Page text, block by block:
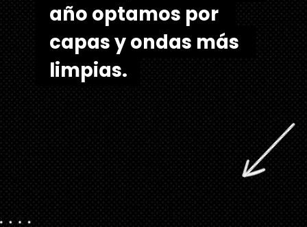
año optamos por
capas y ondas más
limpias.
año optamos por
capas y ondas más